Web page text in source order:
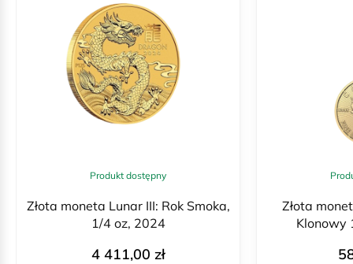
Produkt dostępny
Złota moneta Lunar III: Rok Smoka,
1/4 oz, 2024
4 411,00 zł
Złota
Klonowy